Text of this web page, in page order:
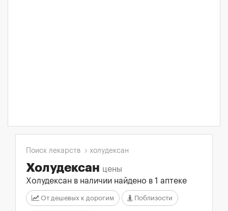
Поиск лекарств холудексан
Холудексан цены
Холудексан в наличии найдено в 1 аптеке
От дешевых к дорогим Поблизости